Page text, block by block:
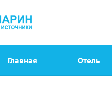
Главная Отель